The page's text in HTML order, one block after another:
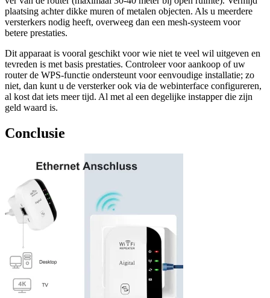
plaatsing achter dikke muren of metalen objecten. Als u meerdere
versterkers nodig heeft, overweeg dan een mesh-systeem voor
betere prestaties.
Dit apparaat is vooral geschikt voor wie niet te veel wil uitgeven en
tevreden is met basis prestaties. Controleer voor aankoop of uw
router de WPS-functie ondersteunt voor eenvoudige installatie; zo
niet, dan kunt u de versterker ook via de webinterface configureren,
al kost dat iets meer tijd. Al met al een degelijke instapper die zijn
geld waard is.
Conclusie